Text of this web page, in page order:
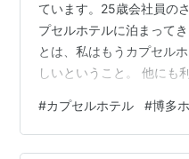
ています。25歳会社員の
プセルホテルに泊まって
とは、私はもうカプセル
しいということ。 他にも
セルホテルに挑戦しない
ます。 カプセルホテルが
#カプセルホテル #博多